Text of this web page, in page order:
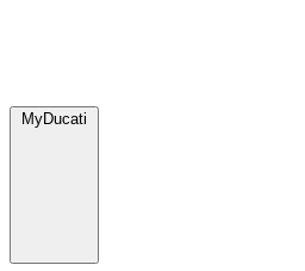
MyDucati